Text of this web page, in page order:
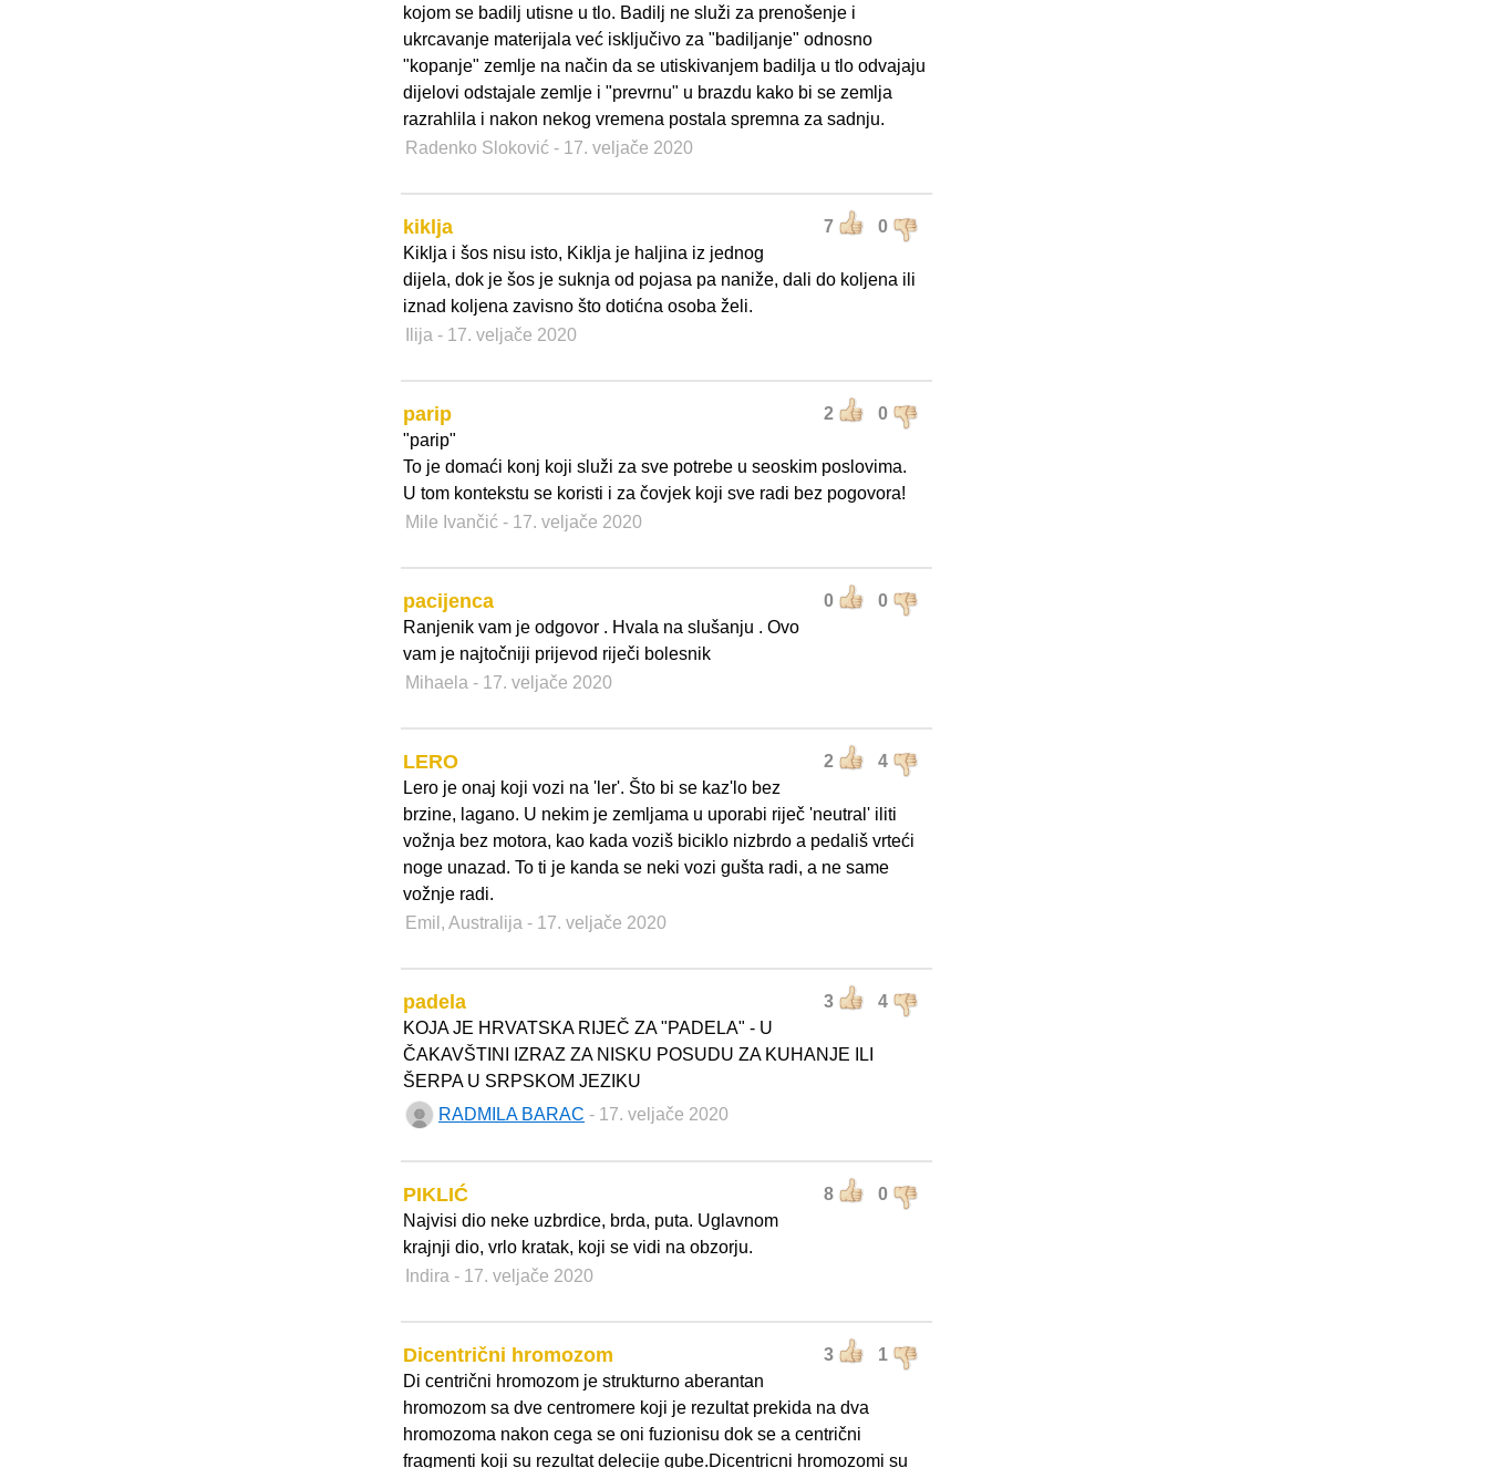
kojom se badilj utisne u tlo. Badilj ne služi za prenošenje i
ukrcavanje materijala već isključivo za "badiljanje" odnosno
"kopanje" zemlje na način da se utiskivanjem badilja u tlo odvajaju
dijelovi odstajale zemlje i "prevrnu" u brazdu kako bi se zemlja
razrahlila i nakon nekog vremena postala spremna za sadnju.
Radenko Sloković - 17. veljače 2020
7 0
kiklja
Kiklja i šos nisu isto, Kiklja je haljina iz jednog
dijela, dok je šos je suknja od pojasa pa naniže, dali do koljena ili
iznad koljena zavisno što dotićna osoba želi.
Ilija - 17. veljače 2020
2 0
parip
"parip"
To je domaći konj koji služi za sve potrebe u seoskim poslovima.
U tom kontekstu se koristi i za čovjek koji sve radi bez pogovora!
Mile Ivančić - 17. veljače 2020
0 0
pacijenca
Ranjenik vam je odgovor . Hvala na slušanju . Ovo
vam je najtočniji prijevod riječi bolesnik
Mihaela - 17. veljače 2020
2 4
LERO
Lero je onaj koji vozi na 'ler'. Što bi se kaz'lo bez
brzine, lagano. U nekim je zemljama u uporabi riječ 'neutral' iliti
vožnja bez motora, kao kada voziš biciklo nizbrdo a pedališ vrteći
noge unazad. To ti je kanda se neki vozi gušta radi, a ne same
vožnje radi.
Emil, Australija - 17. veljače 2020
3 4
padela
KOJA JE HRVATSKA RIJEČ ZA "PADELA" - U
ČAKAVŠTINI IZRAZ ZA NISKU POSUDU ZA KUHANJE ILI
ŠERPA U SRPSKOM JEZIKU
RADMILA BARAC - 17. veljače 2020
8 0
PIKLIĆ
Najvisi dio neke uzbrdice, brda, puta. Uglavnom
krajnji dio, vrlo kratak, koji se vidi na obzorju.
Indira - 17. veljače 2020
3 1
Dicentrični hromozom
Di centrični hromozom je strukturno aberantan
hromozom sa dve centromere koji je rezultat prekida na dva
hromozoma nakon cega se oni fuzionisu dok se a centrični
fragmenti koji su rezultat delecije gube.Dicentricni hromozomi su